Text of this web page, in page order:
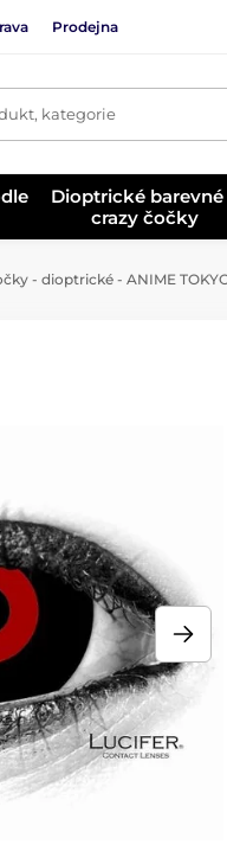
Prodejna
kategorie
Dioptrické barevné
crazy čočky
- dioptrické - ANIME